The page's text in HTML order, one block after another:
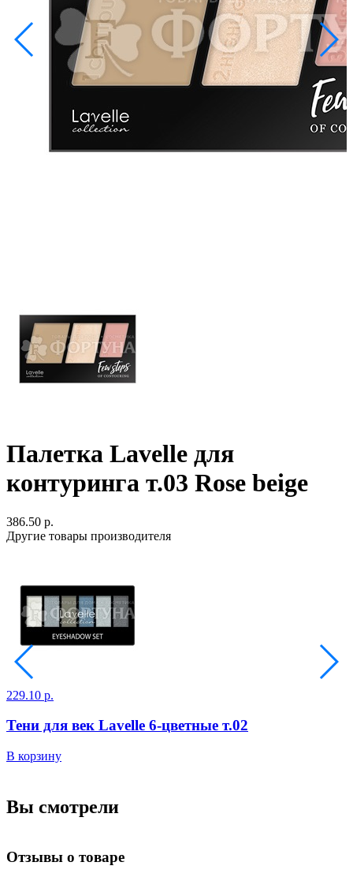
Палетка Lavelle для
контуринга т.03 Rose beige
386.50 р.
Другие товары производителя
229.10 р.
Тени для век Lavelle 6-цветные т.02
В корзину
Вы смотрели
Отзывы о товаре